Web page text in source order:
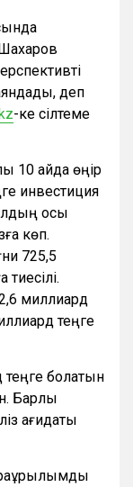
деп
-ке сілтеме
10 айда өңір
инвестиция
осы
көп.
725,5
миллиард
теңге
болатын
Барлық
қағидаты